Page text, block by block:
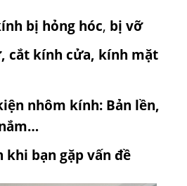
bị hỏng hóc, bị vỡ
cắt kính cửa, kính mặt
nhôm kính: Bản lền,
khi bạn gặp vấn đề